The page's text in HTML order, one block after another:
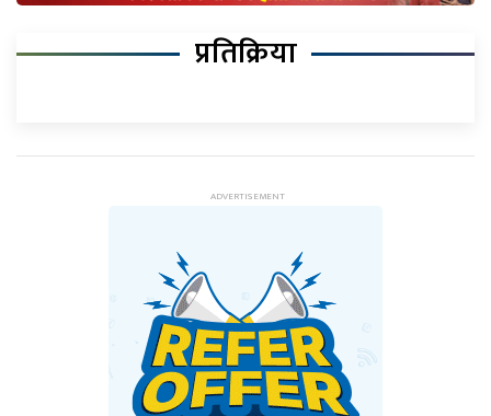
प्रतिक्रिया